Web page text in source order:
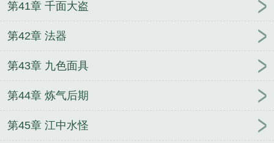
第41章 千面大盗
第42章 法器
第43章 九色面具
第44章 炼气后期
第45章 江中水怪